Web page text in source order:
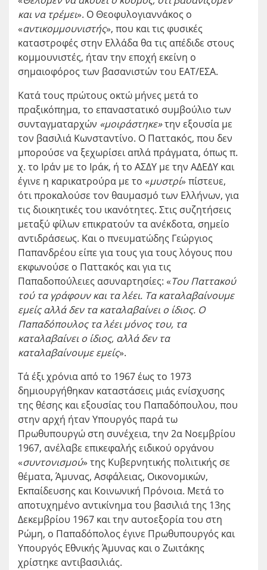
και να τρέμει». Ο Θεοφυλογιαννάκος ο
«αντικομμουνιστής», που και τις φυσικές
καταστροφές στην Ελλάδα θα τις απέδιδε στους
κομμουνιστές, ήταν την εποχή εκείνη ο
σημαιοφόρος των βασανιστών του ΕΑΤ/ΕΣΑ.
Κατά τους πρώτους οκτώ μήνες μετά το
πραξικόπημα, το επαναστατικό συμβούλιο των
συνταγματαρχών «μοιράστηκε»την εξουσία με
τον βασιλιά Κωνσταντίνο. Ο Παττακός, που δεν
μπορούσε να ξεχωρίσει απλά πράγματα, όπως π.
χ. το Ιράν με το Ιράκ, ή το ΑΣΔΥ με την ΑΔΕΔΥ και
έγινε η καρικατρούρα με το «μυστρί» πίστευε,
ότι προκαλούσε τον θαυμασμό των Ελλήνων, για
τις διοικητικές του ικανότητες. Στις συζητήσεις
μεταξύ φίλων επικρατούν τα ανέκδοτα, σημείο
αντιδράσεως. Και ο πνευματώδης Γεώργιος
Παπανδρέου είπε για τους για τους λόγους που
εκφωνούσε ο Παττακός και για τις
Παπαδοπούλειες ασυναρτησίες: «Toυ Παττακού
τού τα γράφουν και τα λέει. Τα καταλαβαίνουμε
εμείς αλλά δεν τα καταλαβαίνει ο ίδιος. Ο
Παπαδόπουλος τα λέει μόνος του, τα
καταλαβαίνει ο ίδιος, αλλά δεν τα
καταλαβαίνουμε εμείς».
Τά έξι χρόνια από το 1967 έως το 1973
δημιουργήθηκαν καταστάσεις μιάς ενίσχυσης
της θέσης και εξουσίας του Παπαδόπουλου, που
στην αρχή ήταν Υπουργός παρά τω
Πρωθυπουργώ στη συνέχεια, την 2α Νοεμβρίου
1967, ανέλαβε επικεφαλής ειδικού οργάνου
«συντονισμού» της Κυβερνητικής πολιτικής σε
θέματα, Άμυνας, Ασφάλειας, Οικονομικών,
Εκπαίδευσης και Κοινωνική Πρόνοια. Μετά το
αποτυχημένο αντικίνημα του βασιλιά της 13ης
Δεκεμβρίου 1967 και την αυτοεξορία του στη
Ρώμη, ο Παπαδόπολος έγινε Πρωθυπουργός και
Υπουργός Εθνικής Άμυνας και ο Ζωιτάκης
χρίστηκε αντιβασιλιάς.